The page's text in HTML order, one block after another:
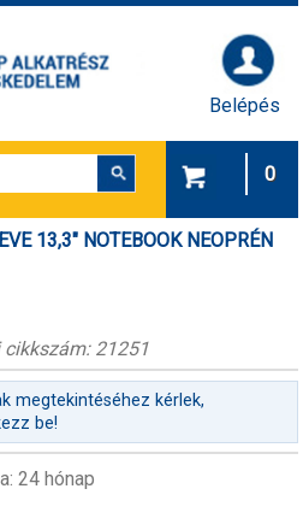
Belépés
0
13,3" NOTEBOOK NEOPRÉN
cikkszám: 21251
megtekintéséhez kérlek,
be!
24 hónap